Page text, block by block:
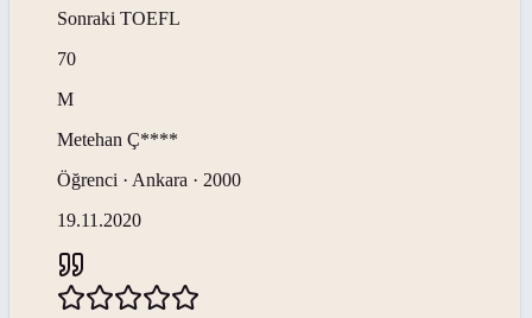
Sonraki TOEFL
70
M
Metehan Ç****
Öğrenci · Ankara · 2000
19.11.2020